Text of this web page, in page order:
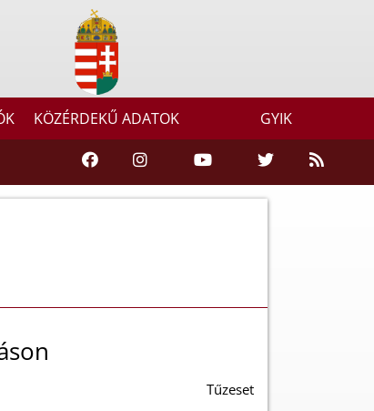
KÖZÉRDEKŰ ADATOK GYIK
Tűzeset